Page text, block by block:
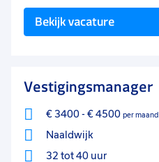
Bekijk vacature
Vestigingsmanager
€ 3400- € 4500 per maand
Naaldwijk
32 tot 40 uur